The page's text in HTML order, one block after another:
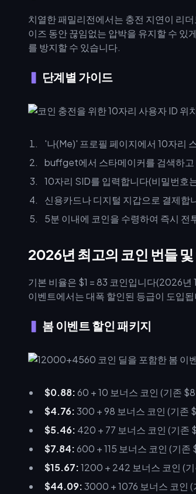
치열한 패밀리전에서는 충전 지연이 리
이즈 동안 끊임없는 압박을 유지할 수 있
를 방지할 수 있습니다.
단계별 가이드
'나(Me)' 프로필 페이지에서 10자리
buffget에서 스타메이커를 검색하고
10자리 SID를 입력합니다(비밀번호
신용카드나 디지털 지갑으로 결제합
5분 이내에 코인을 수령하여 즉시 전
2026년 최고의 코인 번들
기본 비율은 $1 = 83 코인입니다(2026
이벤트에서는 대폭 할인된 등급이 도입
봄 이벤트 할인 패키지
$0.88:60 + 10 보너스 코인 (기존
$4.76:300 + 98 보너스 코인 (기존
$5.46: 420 + 77 보너스 코인 (기존
$7.84:600 + 115 보너스 코인 (기존
$15.67:1200 + 242 보너스 코인 (
$44.09:3000 + 1076 보너스 코인